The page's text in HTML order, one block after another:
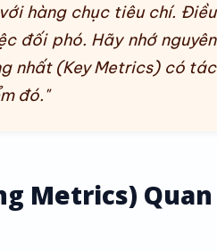
hàng chục tiêu chí. Điều
đối phó. Hãy nhớ nguyên
nhất (Key Metrics) có tác
đó."
Metrics) Quan